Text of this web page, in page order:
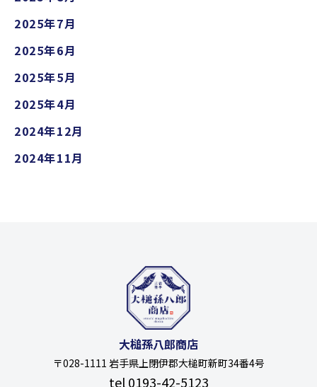
2025年7月
2025年6月
2025年5月
2025年4月
2024年12月
2024年11月
大槌孫八郎商店
〒028-1111 岩手県上閉伊郡大槌町新町34番4号
tel 0193-42-5123